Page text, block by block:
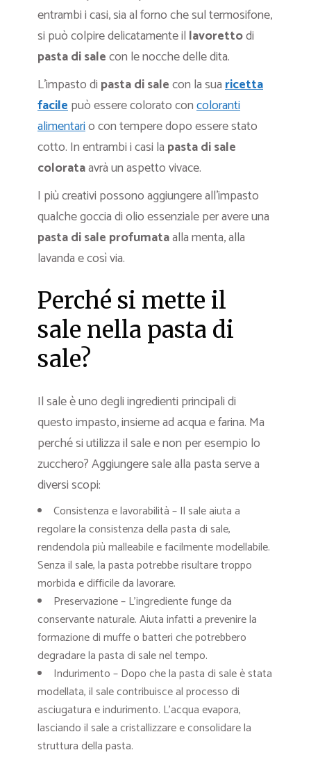
entrambi i casi, sia al forno che sul termosifone,
si può colpire delicatamente il lavorettodi
pasta di salecon le nocche delle dita.
L’impasto di pasta di salecon la suaricetta
facilepuò essere colorato concoloranti
alimentario con tempere dopo essere stato
cotto. In entrambi i casi la pasta di sale
colorataavrà un aspetto vivace.
I più creativi possono aggiungere all’impasto
qualche goccia di olio essenziale per avere una
pasta di sale profumataalla menta, alla
lavanda e così via.
Perché si mette il
sale nella pasta di
sale?
Il sale è uno degli ingredienti principali di
questo impasto, insieme ad acqua e farina. Ma
perché si utilizza il sale e non per esempio lo
zucchero? Aggiungere sale alla pasta serve a
diversi scopi:
Consistenza e lavorabilità – Il sale aiuta a
regolare la consistenza della pasta di sale,
rendendola più malleabile e facilmente modellabile.
Senza il sale, la pasta potrebbe risultare troppo
morbida e difficile da lavorare.
Preservazione – L’ingrediente funge da
conservante naturale. Aiuta infatti a prevenire la
formazione di muffe o batteri che potrebbero
degradare la pasta di sale nel tempo.
Indurimento – Dopo che la pasta di sale è stata
modellata, il sale contribuisce al processo di
asciugatura e indurimento. L’acqua evapora,
lasciando il sale a cristallizzare e consolidare la
struttura della pasta.